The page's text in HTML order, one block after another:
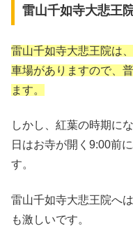
雷山千如寺大悲王
雷山千如寺大悲王院は
車場がありますので、
ます。
しかし、紅葉の時期に
日はお寺が開く9:00前
す。
雷山千如寺大悲王院へ
も激しいです。